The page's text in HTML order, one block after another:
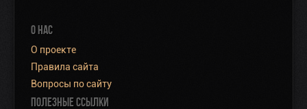
О НАС
О проекте
Правила сайта
Вопросы по сайту
ПОЛЕЗНЫЕ ССЫЛКИ